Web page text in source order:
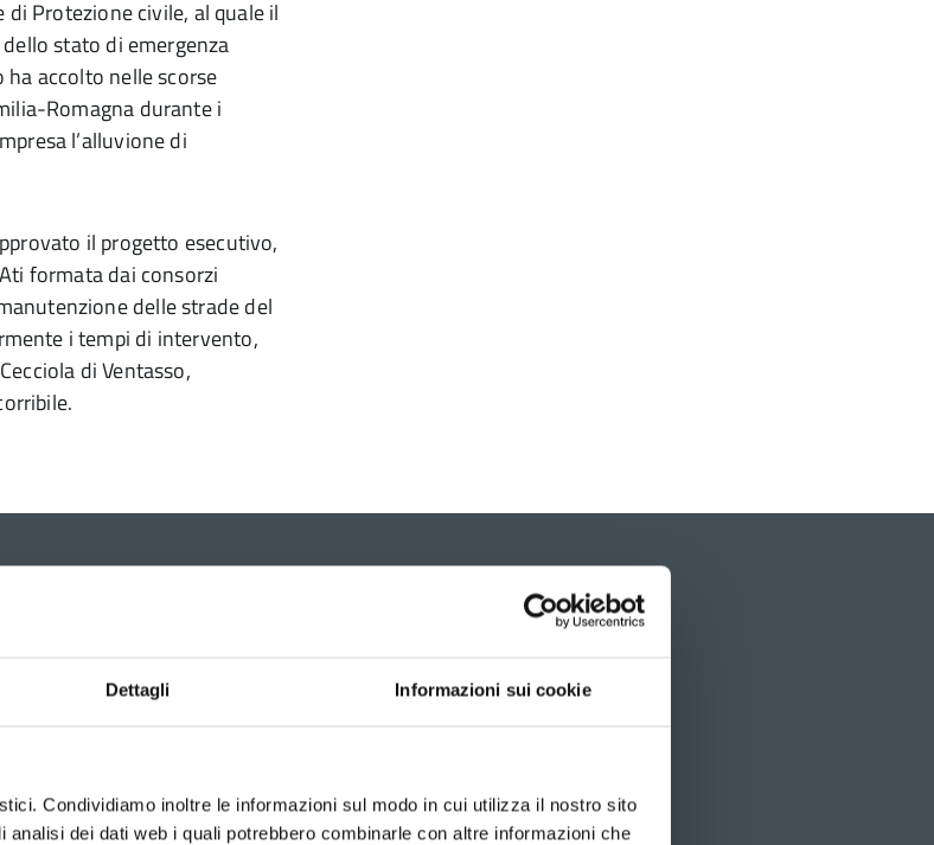
Dettagli Informazioni sui cookie
Condividiamo inoltre le informazioni sul modo in cui utilizza il nostro sito
dei dati web i quali potrebbero combinarle con altre informazioni che
Protezione civile, al quale il
stato di emergenza
accolto nelle scorse
Romagna durante i
l’alluvione di
il progetto esecutivo,
formata dai consorzi
delle strade del
i tempi di intervento,
di Ventasso,